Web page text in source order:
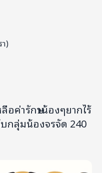
-左航
)
ค่ารักษาน้องๆยากไร้
กลุ่มน้องจรจัด 240